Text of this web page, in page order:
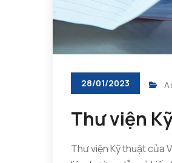
28/01/2023
Thư viện
Thư viện Kỹ thuật của